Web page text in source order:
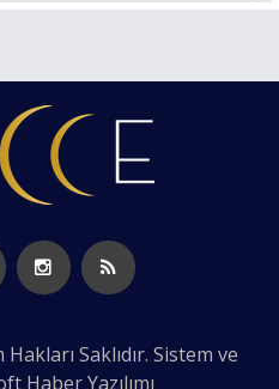
Saklıdır. Sistem ve
Haber Yazılımı